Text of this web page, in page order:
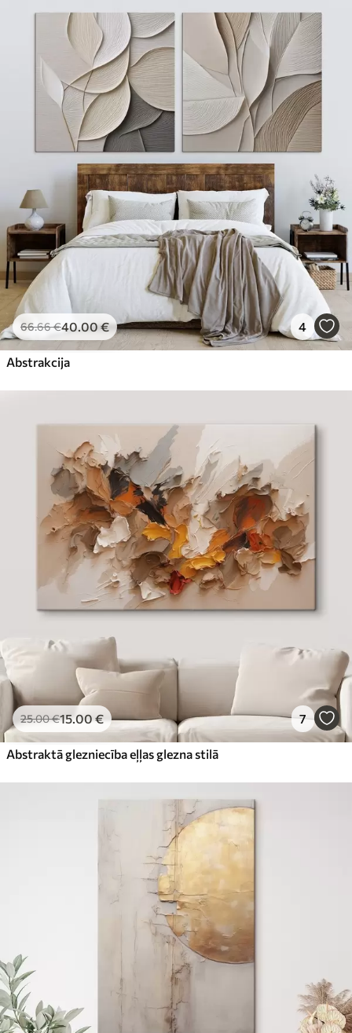
66.66€40.00€ 4
Abstrakcija
25.00€15.00€ 7
Abstraktā glezniecība eļļas glezna stilā